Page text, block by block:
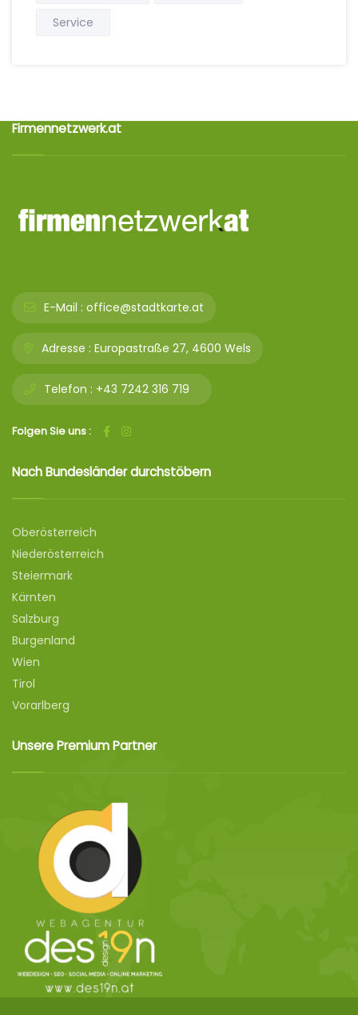
Service
Firmennetzwerk.at
E-Mail : office@stadtkarte.at
Adresse : Europastraße 27, 4600 Wels
Telefon : +43 7242 316 719
Folgen Sie uns :
Nach Bundesländer durchstöbern
Oberösterreich
Niederösterreich
Steiermark
Kärnten
Salzburg
Burgenland
Wien
Tirol
Vorarlberg
Unsere Premium Partner